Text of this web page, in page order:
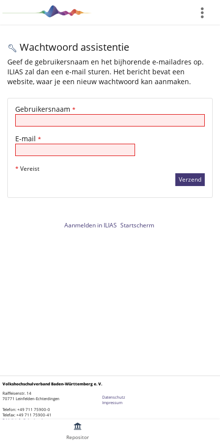
Repositor
Wachtwoord assistentie
Geef de gebruikersnaam en het bijhorende e-mailadres op.
ILIAS zal dan een e-mail sturen. Het bericht bevat een
website, waar je een nieuw wachtwoord kan aanmaken.
Gebruikersnaam *
E-mail *
* Vereist
Aanmelden in ILIAS Startscherm
Volkshochschulverband Baden-Württemberg e. V.
Raiffeisenstr. 14
70771 Leinfelden-Echterdingen
Telefon: +49 711 75900-0
Telefax: +49 711 75900-41
E-Mail: info@vhs-bw.de
Datenschutz
Impressum